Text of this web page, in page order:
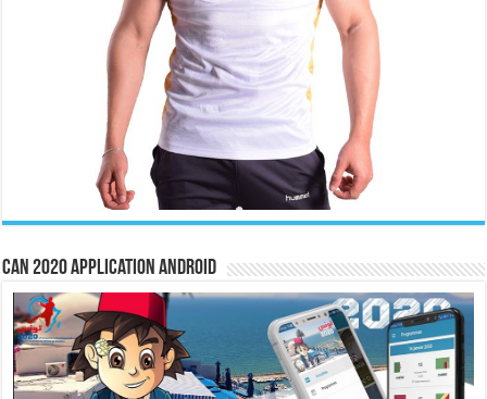
CAN 2020 Application Android